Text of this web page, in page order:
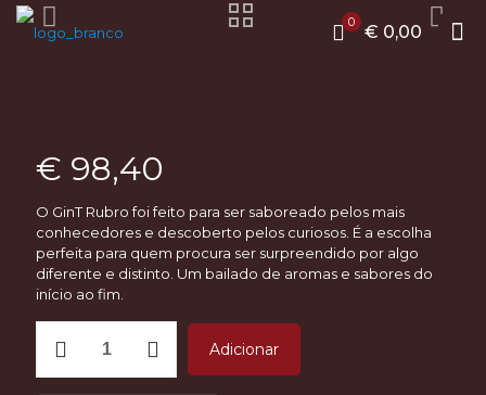
0 € 0,00
€ 98,40
O GinT Rubro foi feito para ser saboreado pelos mais
conhecedores e descoberto pelos curiosos. É a escolha
perfeita para quem procura ser surpreendido por algo
diferente e distinto. Um bailado de aromas e sabores do
início ao fim.
Adicionar